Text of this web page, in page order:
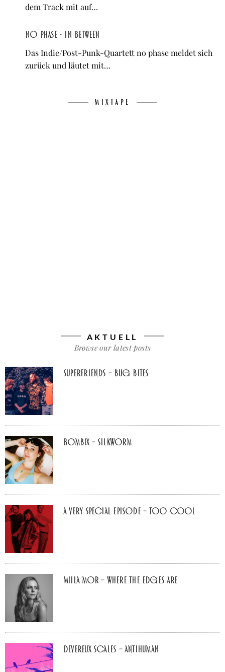
dem Track mit auf…
no phase - in between
Das Indie/Post-Punk-Quartett no phase meldet sich
zurück und läutet mit…
MIXTAPE
AKTUELL
Browse our latest posts
Superfriends – Bug Bites
Bombix – Silkworm
A Very Special Episode – Too Cool
Miila Mor – Where The Edges Are
Devereux Scales – Antihuman